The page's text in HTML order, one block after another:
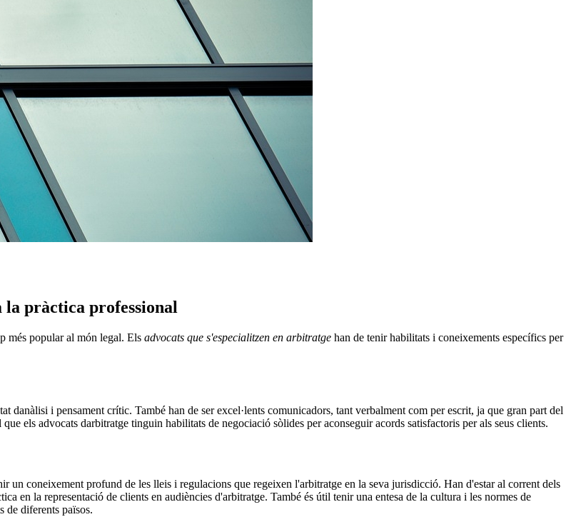
pràctica professional
més popular al món legal. Els advocats que s'especialitzen en arbitratge han de tenir habilitats i coneixements específics per
danàlisi i pensament crític. També han de ser excel·lents comunicadors, tant verbalment com per escrit, ja que gran part del
els advocats darbitratge tinguin habilitats de negociació sòlides per aconseguir acords satisfactoris per als seus clients.
un coneixement profund de les lleis i regulacions que regeixen l'arbitratge en la seva jurisdicció. Han d'estar al corrent dels
en la representació de clients en audiències d'arbitratge. També és útil tenir una entesa de la cultura i les normes de
de diferents països.